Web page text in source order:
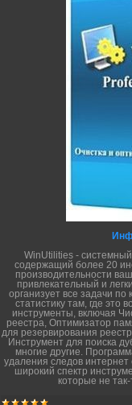
WinUtilities -
содержащий более 20
производительности
привлекательный и
организует все задачи
статистику там, где это
инструменты, включая
реестра, Оптимизатор
для резервирования
Инструмент для поиска
многие другие.
удаления следов
широкий спектр
которые не